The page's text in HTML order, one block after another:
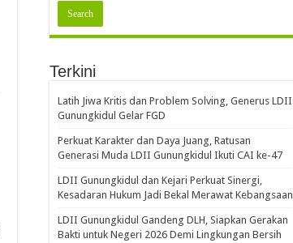
Terkini
Latih Jiwa Kritis dan Problem Solving, Generus LDII
Gunungkidul Gelar FGD
Perkuat Karakter dan Daya Juang, Ratusan
Generasi Muda LDII Gunungkidul Ikuti CAI ke-47
LDII Gunungkidul dan Kejari Perkuat Sinergi,
Kesadaran Hukum Jadi Bekal Merawat Kebangsaan
LDII Gunungkidul Gandeng DLH, Siapkan Gerakan
Bakti untuk Negeri 2026 Demi Lingkungan Bersih